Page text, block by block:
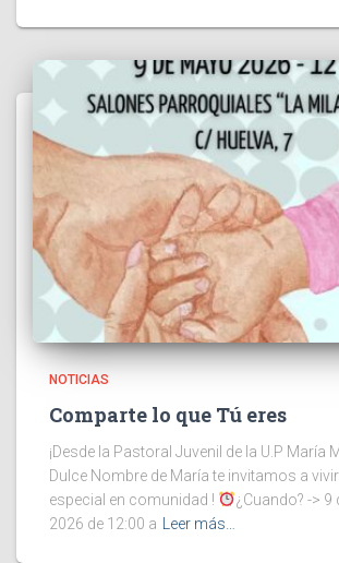
NOTICIAS
Comparte lo que Tú eres
¡Desde la Pastoral Juvenil de la U.P María
Dulce Nombre de María te invitamos a
especial en comunidad !
¿Cuando? -> 9
2026 de 12:00 a
Leer más…